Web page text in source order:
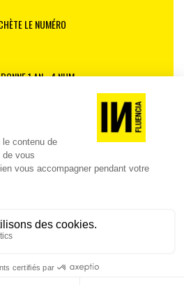
LE NUMÉRO
1 AN - 4 NUM.
LES NUMÉROS PRÉCÉDENTS
:je consulte la revue en